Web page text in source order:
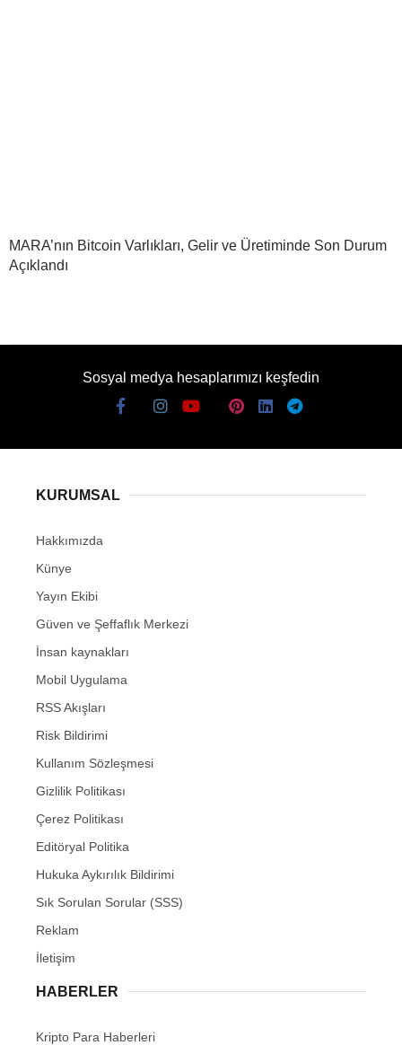
MARA’nın Bitcoin Varlıkları, Gelir ve Üretiminde Son Durum
Açıklandı
Sosyal medya hesaplarımızı keşfedin
KURUMSAL
Hakkımızda
Künye
Yayın Ekibi
Güven ve Şeffaflık Merkezi
İnsan kaynakları
Mobil Uygulama
RSS Akışları
Risk Bildirimi
Kullanım Sözleşmesi
Gizlilik Politikası
Çerez Politikası
Editöryal Politika
Hukuka Aykırılık Bildirimi
Sık Sorulan Sorular (SSS)
Reklam
İletişim
HABERLER
Kripto Para Haberleri